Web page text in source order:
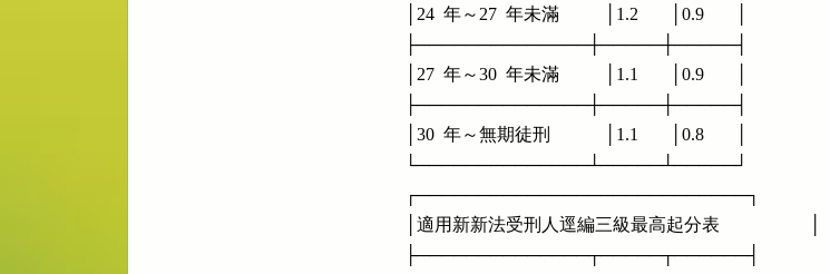
      │24  年～27  年未滿          │1.2       │0.9       │
      ├──────────────┼─────┼─────┤
      │27  年～30  年未滿          │1.1       │0.9       │
      ├──────────────┼─────┼─────┤
      │30  年～無期徒刑            │1.1       │0.8       │
      └──────────────┴─────┴─────┘
      ┌───────────────────────────┐
      │適用新新法受刑人逕編三級最高起分表                    │
      ├──────────────┬─────┬──────┤